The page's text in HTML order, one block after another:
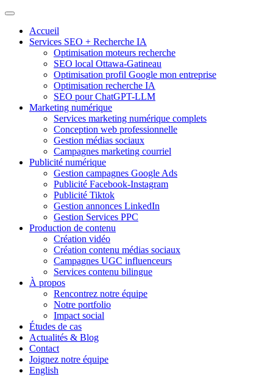
Accueil
Services SEO + Recherche IA
Optimisation moteurs recherche
SEO local Ottawa-Gatineau
Optimisation profil Google mon entreprise
Optimisation recherche IA
SEO pour ChatGPT-LLM
Marketing numérique
Services marketing numérique complets
Conception web professionnelle
Gestion médias sociaux
Campagnes marketing courriel
Publicité numérique
Gestion campagnes Google Ads
Publicité Facebook-Instagram
Publicité Tiktok
Gestion annonces LinkedIn
Gestion Services PPC
Production de contenu
Création vidéo
Création contenu médias sociaux
Campagnes UGC influenceurs
Services contenu bilingue
À propos
Rencontrez notre équipe
Notre portfolio
Impact social
Études de cas
Actualités & Blog
Contact
Joignez notre équipe
English